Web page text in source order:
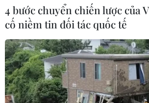
TIN CÙNG CHUYÊN MỤC
66 đoàn võ thuật lần đầu
4 bước chuyển chiến lược của
cố niềm tin đối tác quốc tế